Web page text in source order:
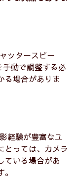
ッタースピー
動で調整する必
る場合がありま
経験が豊富なユ
とっては、カメラ
ている場合があ